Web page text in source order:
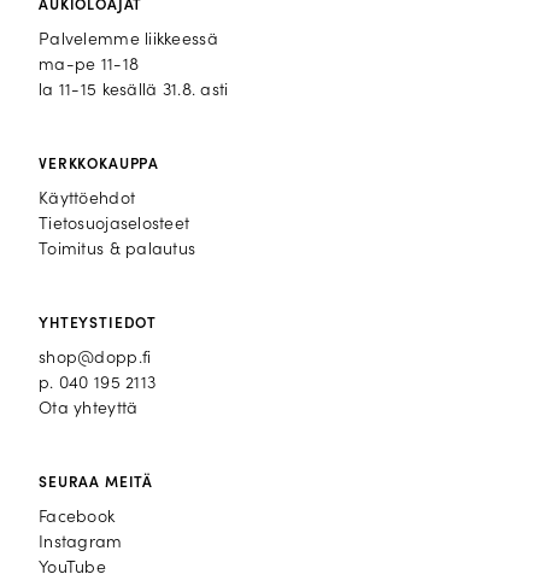
AUKIOLOAJAT
Palvelemme liikkeessä
ma-pe 11-18
la 11-15 kesällä 31.8. asti
VERKKOKAUPPA
Käyttöehdot
Tietosuojaselosteet
Toimitus & palautus
YHTEYSTIEDOT
shop@dopp.fi
p. 040 195 2113
Ota yhteyttä
SEURAA MEITÄ
Facebook
Facebook
Instagram
Instagram
YouTube
YouTube